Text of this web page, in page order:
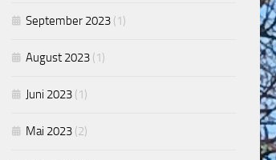
September 2023 (1)
August 2023 (1)
Juni 2023 (1)
Mai 2023 (2)